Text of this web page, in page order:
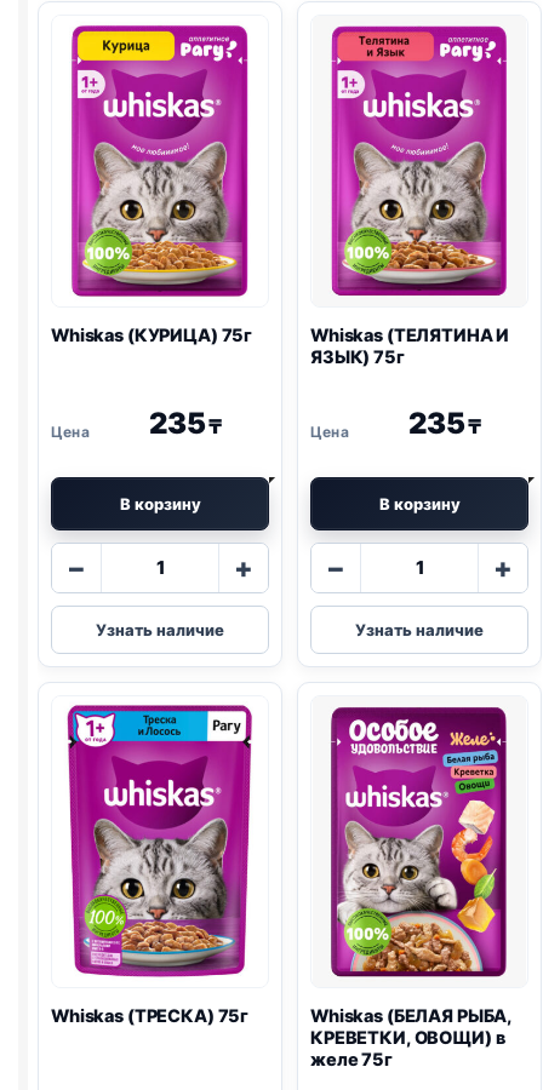
75г
Whiskas (КУРИЦА) 75г
235₸
В корзину
−
Количество
Whiskas
(КУРИЦА)
75г
+
Узнать наличие
Whiskas (ТЕЛЯТИНА И
ЯЗЫК) 75г
235₸
В корзину
−
Количество
Whiskas
(ТЕЛЯТИНА
И
75г
+
Узнать наличие
Whiskas (ТРЕСКА) 75г
Whiskas (БЕЛАЯ РЫБА,
КРЕВЕТКИ, ОВОЩИ) в
желе 75г